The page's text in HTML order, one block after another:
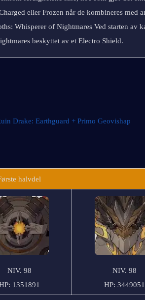
eller Frozen når de kombineres med
Whisperer of Nightmares Ved starten av
beskyttet av et Electro Shield.
Drake: Earthguard + Primo Geovishap
halvdel
NIV. 98
1351891
NIV. 98
HP: 3449051